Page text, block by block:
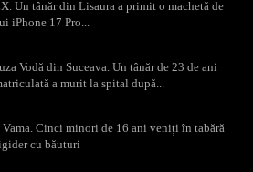
Un tânăr din Lisaura a primit o machetă de
iPhone 17 Pro...
Vodă din Suceava. Un tânăr de 23 de ani
a murit la spital după...
Cinci minori de 16 ani veniți în tabără
cu băuturi